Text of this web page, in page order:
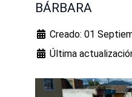
BÁRBARA
Creado: 01
Última